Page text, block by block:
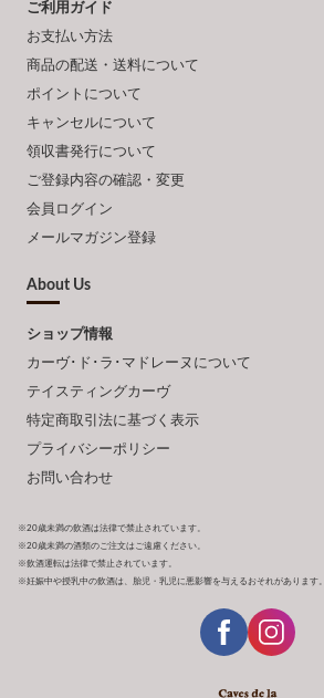
ご利用ガイド
お支払い方法
商品の配送・送料について
ポイントについて
キャンセルについて
領収書発行について
ご登録内容の確認・変更
会員ログイン
メールマガジン登録
About Us
ショップ情報
カーヴ･ド･ラ･マドレーヌについて
テイスティングカーヴ
特定商取引法に基づく表示
プライバシーポリシー
お問い合わせ
※20歳未満の飲酒は法律で禁止されています。
※20歳未満の酒類のご注文はご遠慮ください。
※飲酒運転は法律で禁止されています。
※妊娠中や授乳中の飲酒は、胎児・乳児に悪影響を与えるおそれがあります。